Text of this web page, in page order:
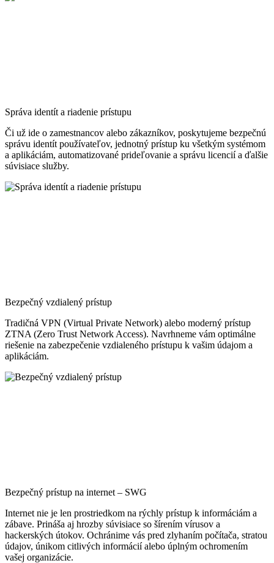
Správa identít a riadenie prístupu
Či už ide o zamestnancov alebo zákazníkov, poskytujeme bezpečnú
správu identít používateľov, jednotný prístup ku všetkým systémom
a aplikáciám, automatizované prideľovanie a správu licencií a ďalšie
súvisiace služby.
Bezpečný vzdialený prístup
Tradičná VPN (Virtual Private Network) alebo moderný prístup
ZTNA (Zero Trust Network Access). Navrhneme vám optimálne
riešenie na zabezpečenie vzdialeného prístupu k vašim údajom a
aplikáciám.
Bezpečný prístup na internet – SWG
Internet nie je len prostriedkom na rýchly prístup k informáciám a
zábave. Prináša aj hrozby súvisiace so šírením vírusov a
hackerských útokov. Ochránime vás pred zlyhaním počítača, stratou
údajov, únikom citlivých informácií alebo úplným ochromením
vašej organizácie.